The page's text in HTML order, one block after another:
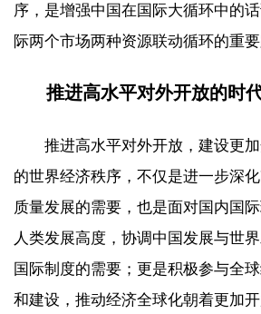
序，是增强中国在国际大循环中的
际两个市场两种资源联动循环的重要
推进高水平对外开放的时
推进高水平对外开放，建设更
的世界经济秩序，不仅是进一步深
质量发展的需要，也是面对国内国
人类发展高度，协调中国发展与世
国际制度的需要；更是积极参与全
和建设，推动经济全球化朝着更加开